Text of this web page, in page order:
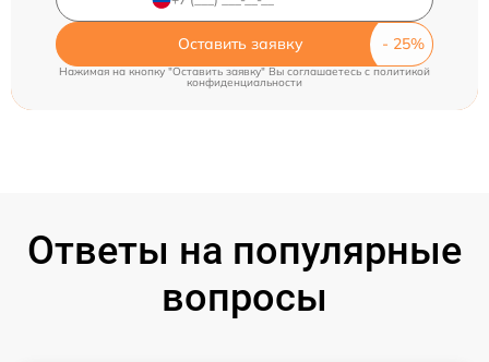
Оставить заявку
Нажимая на кнопку "Оставить заявку" Вы соглашаетесь c политикой
конфиденциальности
Ответы на популярные
вопросы